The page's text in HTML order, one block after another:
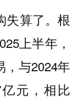
失算了。根
上半年，
，与2024年
元，相比